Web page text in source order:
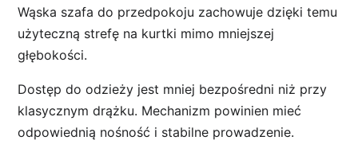
Wąska szafa do przedpokoju zachowuje dzięki temu
użyteczną strefę na kurtki mimo mniejszej
głębokości.
Dostęp do odzieży jest mniej bezpośredni niż przy
klasycznym drążku. Mechanizm powinien mieć
odpowiednią nośność i stabilne prowadzenie.